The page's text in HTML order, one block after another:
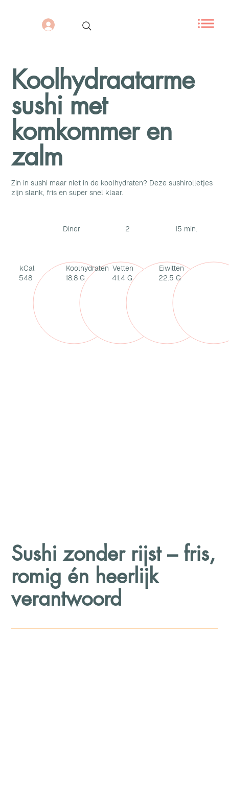
Koolhydraatarme
sushi met
komkommer en
zalm
Zin in sushi maar niet in de koolhydraten? Deze sushirolletjes
zijn slank, fris en super snel klaar.
Diner 2 15 min.
kCal
548
Koolhydraten
18.8 G
Vetten
41.4 G
Eiwitten
22.5 G
Sushi zonder rijst – fris,
romig én heerlijk
verantwoord